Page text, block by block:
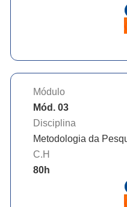
Módulo
Mód. 03
Disciplina
Metodologia da
C.H
80h